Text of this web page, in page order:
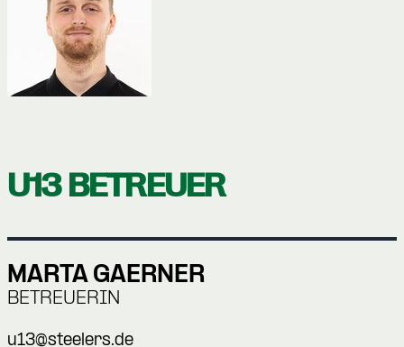
U13 BETREUER
MARTA GAERNER
BETREUERIN
u13@steelers.de